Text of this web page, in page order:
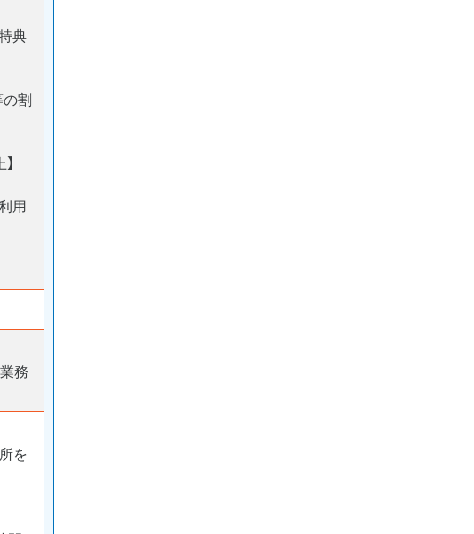
典
割
用
務
を